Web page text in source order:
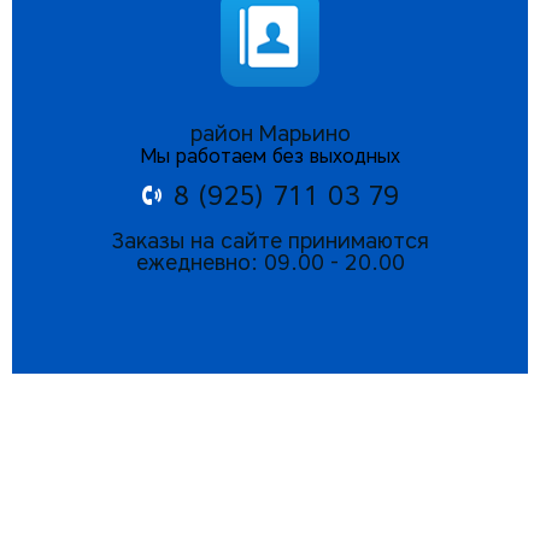
район Марьино
Мы работаем без выходных
8 (925) 711 03 79
Заказы на сайте принимаются
ежедневно: 09.00 - 20.00